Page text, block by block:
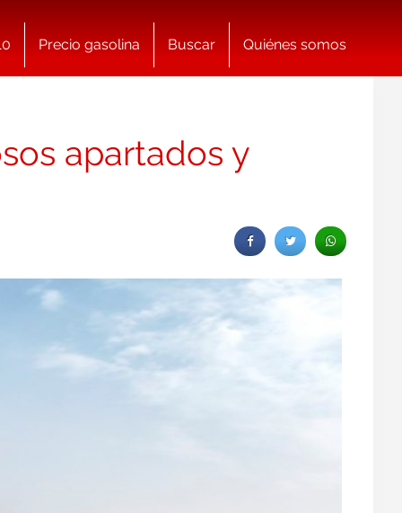
Precio gasolina Buscar Quiénes somos
apartados y